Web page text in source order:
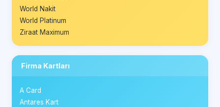
World Nakit
World Platinum
Ziraat Maximum
Firma Kartları
A Card
Antares Kart